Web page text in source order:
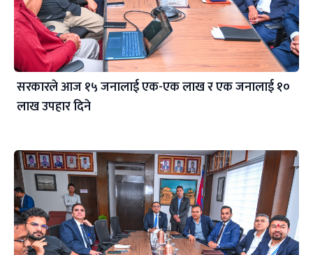
सरकारले आज १५ जनालाई एक-एक लाख र एक जनालाई १०
लाख उपहार दिने